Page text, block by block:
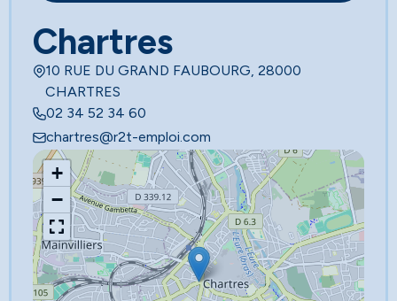
Chartres
10 RUE DU GRAND FAUBOURG, 28000
CHARTRES
02 34 52 34 60
chartres@r2t-emploi.com
+
−